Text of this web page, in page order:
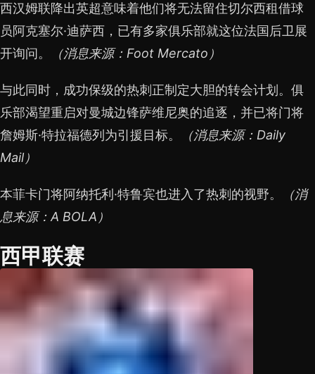
西汉姆联降出英超意味着他们将无法留住切尔西租借球
员阿克塞尔·迪萨西，已有多家俱乐部就这位法国后卫展
开询问。
（消息来源：Foot Mercato）
与此同时，成功保级的热刺正制定大胆的转会计划。俱
乐部渴望重启对曼城边锋萨维尼奥的追逐，并已将门将
詹姆斯·特拉福德列为引援目标。
（消息来源：Daily
Mail）
本菲卡门将阿纳托利·特鲁宾也进入了热刺的视野。
（消
息来源：A BOLA）
西甲联赛